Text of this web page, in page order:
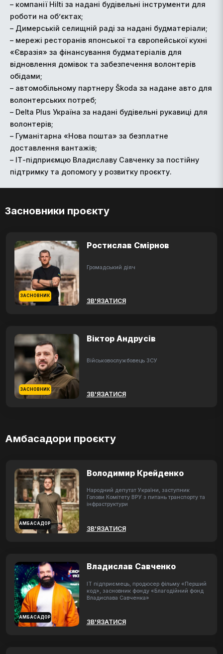
– компанії Hilti за надані будівельні інструменти для
роботи на об’єктах;
– Димерській селищній раді за надані будматеріали;
– мережі ресторанів японської та європейської кухні
«Євразія» за фінансування будматеріалів для
відновлення домівок та забезпечення волонтерів
обідами;
– автомобільному партнеру Škoda за надане авто для
волонтерських потреб;
– Delta Plus Україна за надані будівельні рукавиці для
волонтерів;
– Гуманітарна «Нова пошта» за безплатне
доставлення вантажів;
– ІТ-підприємцю Владиславу Савченку за постійну
підтримку та допомогу у розвитку проєкту.
Засновники проєкту
ЗАСНОВНИК
Ростислав Смірнов
Громадський діяч
ЗВ'ЯЗАТИСЯ
ЗАСНОВНИК
Віктор Андрусів
Військовослужбовець ЗСУ
ЗВ'ЯЗАТИСЯ
Амбасадори проєкту
АМБАСАДОР
Володимир Крейденко
Народний депутат України, заступник
Голови Комітету ВРУ з питань транспорту та
інфраструктури
ЗВ'ЯЗАТИСЯ
АМБАСАДОР
Владислав Савченко
ІТ підприємець, продюсер фільму «Перший
код», засновник фонду «Благодійний фонд
Владислава Савченка»
ЗВ'ЯЗАТИСЯ